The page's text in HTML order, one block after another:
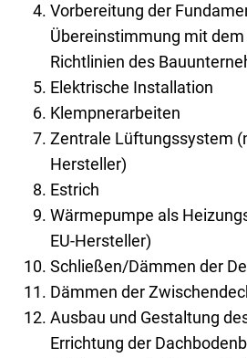
Vorbereitung der
Übereinstimmung mit
Richtlinien des
Elektrische Installation
Klempnerarbeiten
Zentrale Lüftungssystem
Hersteller)
Estrich
Wärmepumpe als
EU-Hersteller)
Schließen/Dämmen der
Dämmen der
Ausbau und Gestaltung
Errichtung der